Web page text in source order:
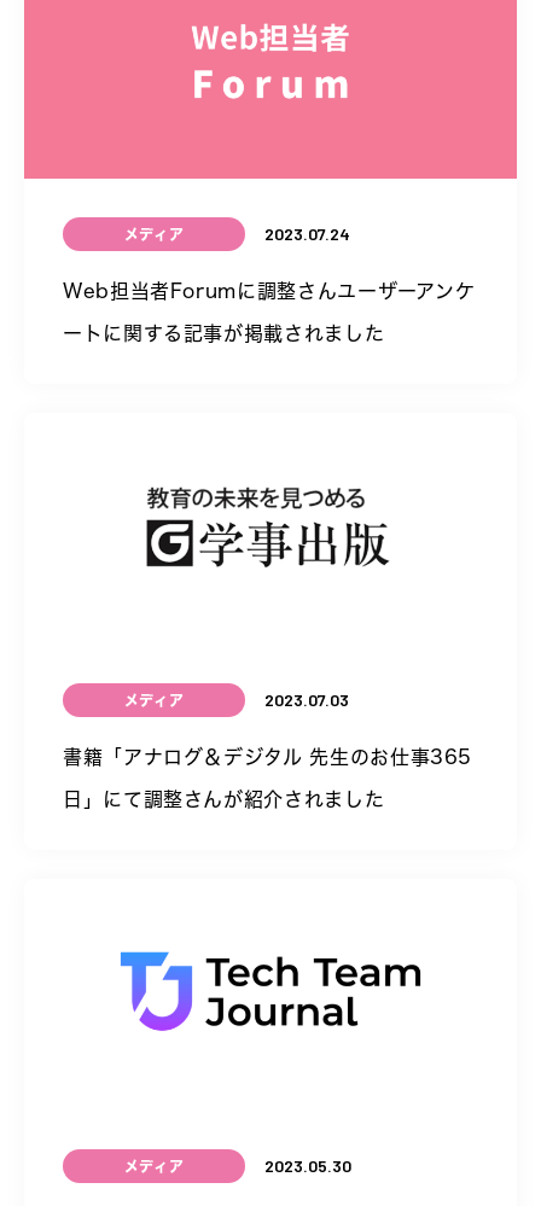
メディア 2023.07.24
Web担当者Forumに調整さんユーザーアンケ
ートに関する記事が掲載されました
メディア 2023.07.03
書籍「アナログ＆デジタル 先生のお仕事365
日」にて調整さんが紹介されました
メディア 2023.05.30